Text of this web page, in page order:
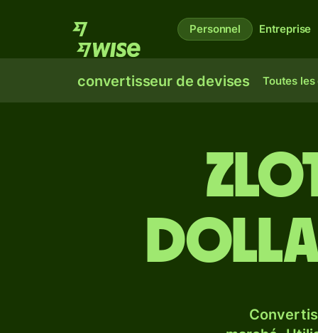
Personnel Entreprise
convertisseur de devises Toutes les